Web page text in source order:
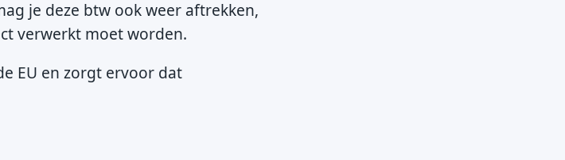
je deze btw ook weer aftrekken,
verwerkt moet worden.
EU en zorgt ervoor dat